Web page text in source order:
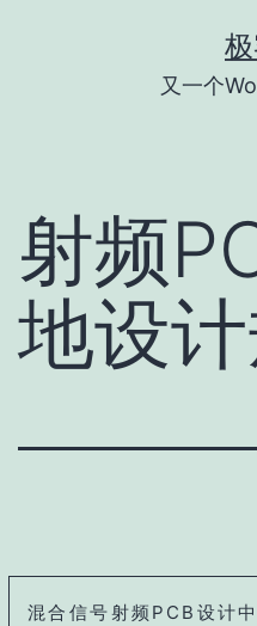
又一个
射频
地设
混合信号射频PCB设计